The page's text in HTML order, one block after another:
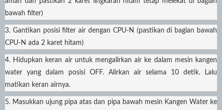
bawah filter)
3. Gantikan posisi filter air dengan CPU-N (pastikan di bagian bawah
CPU-N ada 2 karet hitam)
4. Hidupkan keran air untuk mengalirkan air ke dalam mesin kangen
water yang dalam posisi OFF. Alirkan air selama 10 detik. Lalu
matikan keran airnya.
5. Masukkan ujung pipa atas dan pipa bawah mesin Kangen Water ke